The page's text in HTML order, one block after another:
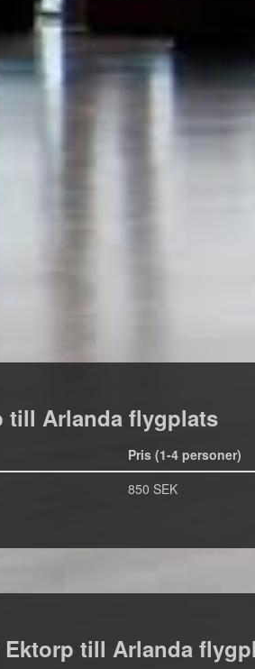
till Arlanda flygplats
Pris (1-4 personer)
850 SEK
till Arlanda